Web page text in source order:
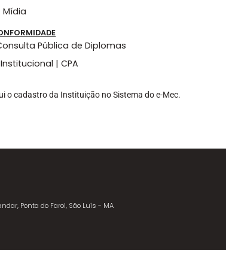
Mídia
Pública de Diplomas
| CPA
o cadastro da Instituição no Sistema do e-Mec.
Ponta do Farol, São Luís - MA